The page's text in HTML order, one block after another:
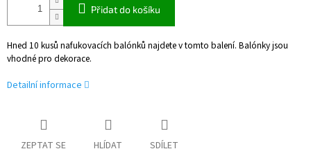
Přidat do košíku
Hned 10 kusů nafukovacích balónků najdete v tomto balení. Balónky jsou
vhodné pro dekorace.
Detailní informace
ZEPTAT SE HLÍDAT SDÍLET